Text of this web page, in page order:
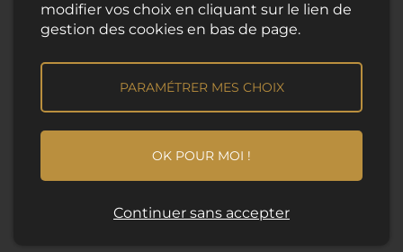
Partenaires
modifier vos choix en cliquant sur le lien de
gestion des cookies en bas de page.
PARAMÉTRER MES CHOIX
OK POUR MOI !
Continuer sans accepter